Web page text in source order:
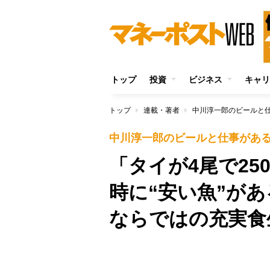
トップ 投資 ビジネス キャ
トップ 連載・著者 中川淳一郎のビールと
中川淳一郎のビールと仕事があ
「タイが4尾で
時に“安い魚”が
ならではの充実